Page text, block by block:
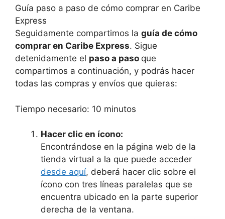
Guía paso a paso de cómo comprar en Caribe
Express
Seguidamente compartimos la guía de cómo
comprar en Caribe Express. Sigue
detenidamente el paso a paso que
compartimos a continuación, y podrás hacer
todas las compras y envíos que quieras:
Tiempo necesario: 10 minutos
Hacer clic en ícono:
Encontrándose en la página web de la
tienda virtual a la que puede acceder
desde aquí, deberá hacer clic sobre el
ícono con tres líneas paralelas que se
encuentra ubicado en la parte superior
derecha de la ventana.